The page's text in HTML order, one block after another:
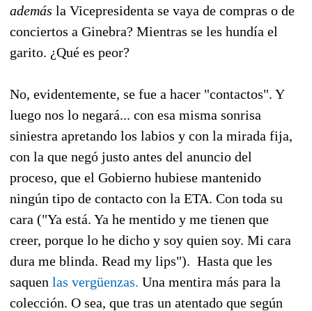
además la Vicepresidenta se vaya de compras o de
conciertos a Ginebra? Mientras se les hundía el
garito. ¿Qué es peor?
No, evidentemente, se fue a hacer "contactos". Y
luego nos lo negará... con esa misma sonrisa
siniestra apretando los labios y con la mirada fija,
con la que negó justo antes del anuncio del
proceso, que el Gobierno hubiese mantenido
ningún tipo de contacto con la ETA. Con toda su
cara ("Ya está. Ya he mentido y me tienen que
creer, porque lo he dicho y soy quien soy. Mi cara
dura me blinda. Read my lips"). Hasta que les
saquen las vergüenzas. Una mentira más para la
colección. O sea, que tras un atentado que según